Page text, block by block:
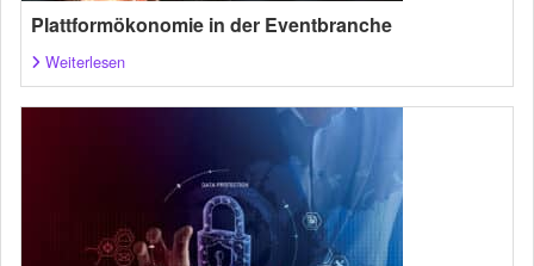
Plattformökonomie in der Eventbranche
Weiterlesen